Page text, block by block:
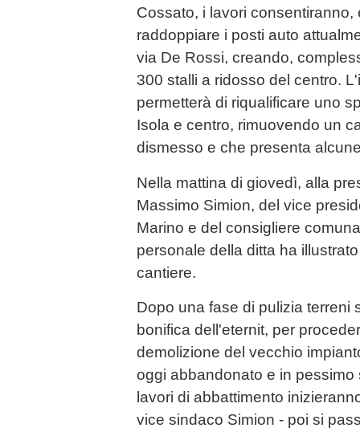
Cossato, i lavori
raddoppiare i posti auto
via De Rossi, creando,
300 stalli a ridosso del centro.
permetterà di riqualificare uno
Isola e centro, rimuovendo un
dismesso e che presenta
Nella mattina di giovedì, alla
Massimo Simion, del vice
Marino e del consigliere
personale della ditta ha
cantiere.
Dopo una fase di pulizia terreni
bonifica dell'eternit, per
demolizione del vecchio
oggi abbandonato e in
lavori di abbattimento
vice sindaco Simion - poi si